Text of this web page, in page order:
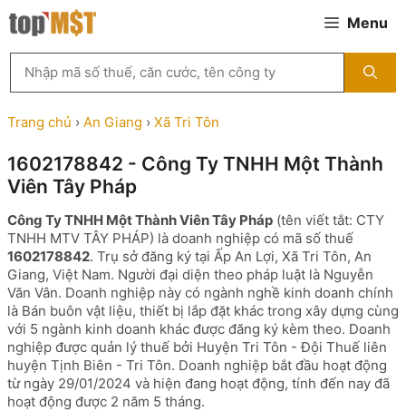
Chuyển
đến
Menu
kiếm
MST
theo
tên
ty,
người
diện
hoặc
mã
số
thuế
...
Trang chủ › An Giang › Xã Tri Tôn
1602178842 - Công Ty TNHH Một Thành
Viên Tây Pháp
Công Ty TNHH Một Thành Viên Tây Pháp (tên viết tắt: CTY
TNHH MTV TÂY PHÁP) là doanh nghiệp có mã số thuế
1602178842. Trụ sở đăng ký tại Ấp An Lợi, Xã Tri Tôn, An
Giang, Việt Nam. Người đại diện theo pháp luật là Nguyễn
Văn Vân. Doanh nghiệp này có ngành nghề kinh doanh chính
là Bán buôn vật liệu, thiết bị lắp đặt khác trong xây dựng cùng
với 5 ngành kinh doanh khác được đăng ký kèm theo. Doanh
nghiệp được quản lý thuế bởi Huyện Tri Tôn - Đội Thuế liên
huyện Tịnh Biên - Tri Tôn. Doanh nghiệp bắt đầu hoạt động
từ ngày 29/01/2024 và hiện đang hoạt động, tính đến nay đã
hoạt động được 2 năm 5 tháng.